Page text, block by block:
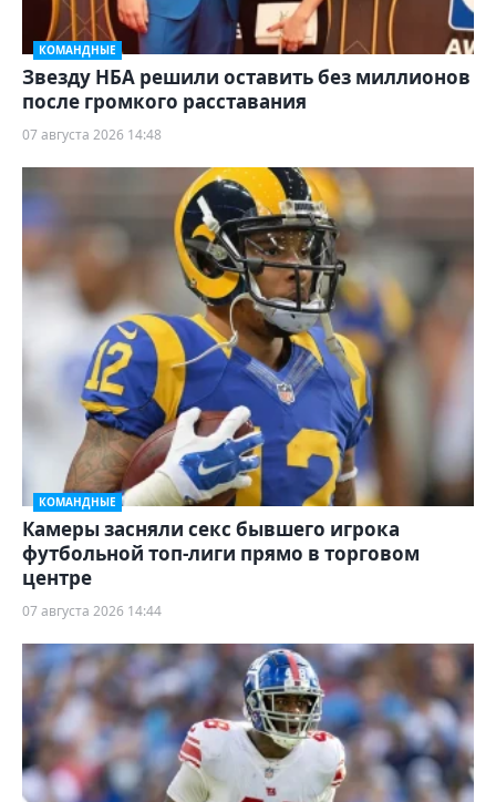
КОМАНДНЫЕ
Звезду НБА решили оставить без миллионов
после громкого расставания
07 августа 2026 14:48
КОМАНДНЫЕ
Камеры засняли секс бывшего игрока
футбольной топ-лиги прямо в торговом
центре
07 августа 2026 14:44